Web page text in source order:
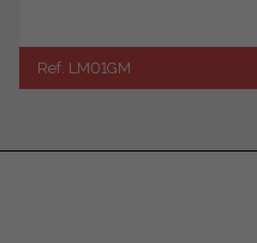
Ref. LM01GM